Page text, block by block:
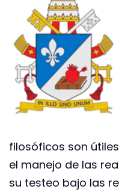
filosóficos son
el manejo de las
su testeo bajo las